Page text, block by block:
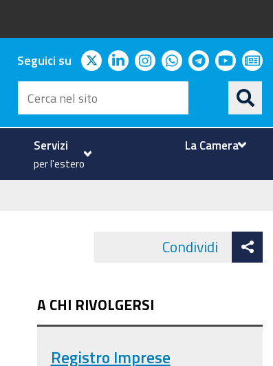
Seguici su twitterlinkedininstagram
whatsapp
telegram
Cerca
nel
sito
Servizi
per l'estero
La Camera
Condividi
A CHI RIVOLGERSI
Registro Imprese